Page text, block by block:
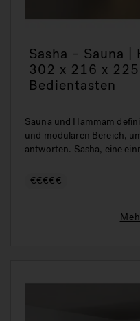
Sasha – Sauna |
302 x 216 x
Bedientasten
Sauna und Hammam
und modularen Bereich,
antworten. Sasha, eine
€€€€€